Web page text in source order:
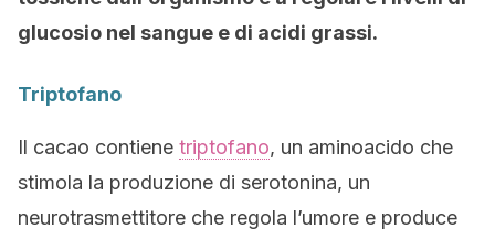
glucosio nel sangue e di acidi grassi.
Triptofano
Il cacao contiene triptofano, un aminoacido che
stimola la produzione di serotonina, un
neurotrasmettitore che regola l’umore e produce